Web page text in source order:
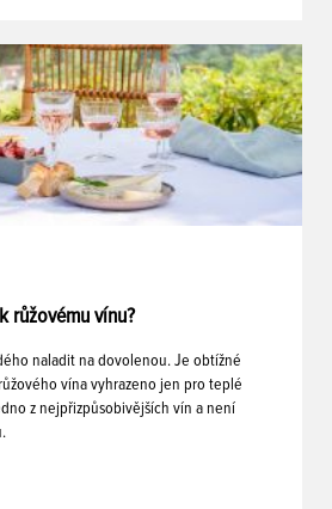
růžovému vínu?
naladit na dovolenou. Je obtížné
vína vyhrazeno jen pro teplé
z nejpřizpůsobivějších vín a není